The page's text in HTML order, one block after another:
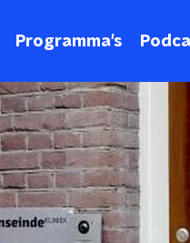
Programma's